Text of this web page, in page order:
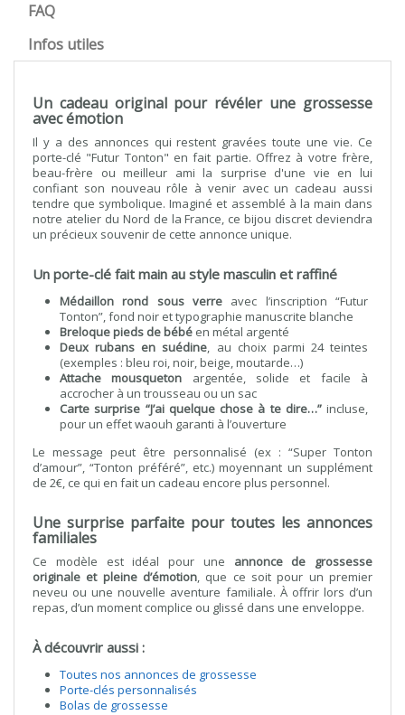
FAQ
Infos utiles
Un cadeau original pour révéler une grossesse
avec émotion
Il y a des annonces qui restent gravées toute une vie. Ce
porte-clé "Futur Tonton" en fait partie. Offrez à votre frère,
beau-frère ou meilleur ami la surprise d'une vie en lui
confiant son nouveau rôle à venir avec un cadeau aussi
tendre que symbolique. Imaginé et assemblé à la main dans
notre atelier du Nord de la France, ce bijou discret deviendra
un précieux souvenir de cette annonce unique.
Un porte-clé fait main au style masculin et raffiné
Médaillon rond sous verre avec l’inscription “Futur
Tonton”, fond noir et typographie manuscrite blanche
Breloque pieds de bébé en métal argenté
Deux rubans en suédine, au choix parmi 24 teintes
(exemples : bleu roi, noir, beige, moutarde…)
Attache mousqueton argentée, solide et facile à
accrocher à un trousseau ou un sac
Carte surprise “J’ai quelque chose à te dire…”incluse,
pour un effet waouh garanti à l’ouverture
Le message peut être personnalisé (ex : “Super Tonton
d’amour”, “Tonton préféré”, etc.) moyennant un supplément
de 2€, ce qui en fait un cadeau encore plus personnel.
Une surprise parfaite pour toutes les annonces
familiales
Ce modèle est idéal pour une annonce de grossesse
originale et pleine d’émotion, que ce soit pour un premier
neveu ou une nouvelle aventure familiale. À offrir lors d’un
repas, d’un moment complice ou glissé dans une enveloppe.
À découvrir aussi :
Toutes nos annonces de grossesse
Porte-clés personnalisés
Bolas de grossesse